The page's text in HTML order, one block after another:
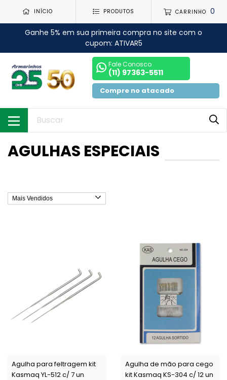
INÍCIO PRODUTOS CARRINHO 0
Ganhe 5% em sua primeira compra no site com o
cupom: ATIVAR5
Fale Conosco
(11) 97363-5511
Compre no atacado
AGULHAS ESPECIAIS
Agulha para feltragem kit
Kasmaq YL-512 c/ 7 un
Agulha de mão para cego
kit Kasmaq KS-304 c/ 12 un